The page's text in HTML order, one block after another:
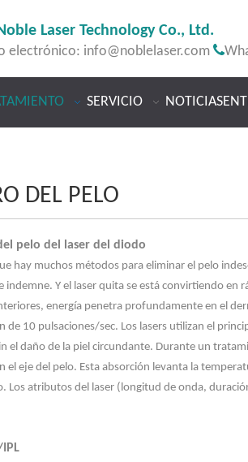
Laser Technology Co., Ltd.
electrónico: info@noblelaser.com 
SERVICIO NOTICIAS
DEL PELO
pelo del laser del diodo
hay muchos métodos para eliminar el pelo
indemne. Y el laser quita se está convirtiendo
energía penetra profundamente en el
de 10 pulsaciones/sec. Los lasers utilizan el
el daño de la piel circundante. Durante un
el eje del pelo. Esta absorción levanta la
Los atributos del laser (longitud de onda,